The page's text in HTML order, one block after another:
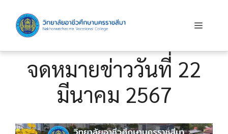
content
Menu
จดหมายข่าววันที่ 22
มีนาคม 2567